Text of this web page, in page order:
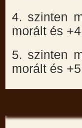
4. szinten
morált és
5. szinten
morált és